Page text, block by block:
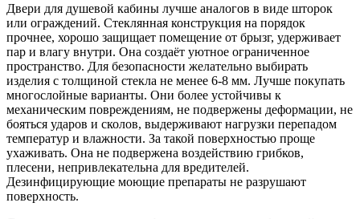
Двери для душевой кабины лучше аналогов в виде шторок
или ограждений. Стеклянная конструкция на порядок
прочнее, хорошо защищает помещение от брызг, удерживает
пар и влагу внутри. Она создаёт уютное ограниченное
пространство. Для безопасности желательно выбирать
изделия с толщиной стекла не менее 6-8 мм. Лучше покупать
многослойные варианты. Они более устойчивы к
механическим повреждениям, не подвержены деформации, не
бояться ударов и сколов, выдерживают нагрузки перепадом
температур и влажности. За такой поверхностью проще
ухаживать. Она не подвержена воздействию грибков,
плесени, непривлекательна для вредителей.
Дезинфицирующие моющие препараты не разрушают
поверхность.